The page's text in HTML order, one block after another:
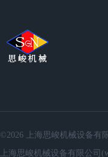
©2026 上海思峻机械设备有
上海思峻机械设备有限公